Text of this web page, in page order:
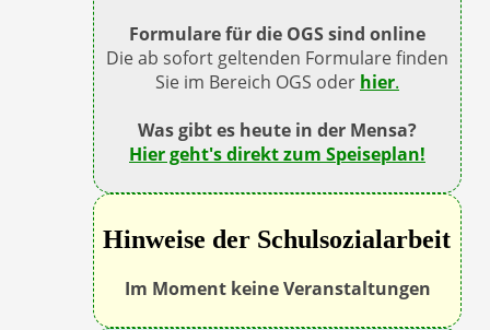
Formulare für die OGS sind online
Die ab sofort geltenden Formulare finden
Sie im Bereich OGS oder hier.
Was gibt es heute in der Mensa?
Hier geht's direkt zum Speiseplan!
Hinweise der Schulsozialarbeit
Im Moment keine Veranstaltungen